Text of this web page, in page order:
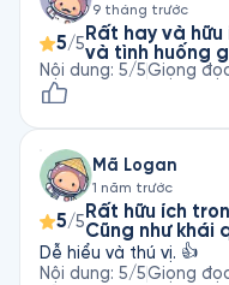
9 tháng trước
5/5 Rất hay và
và tình huống
Nội dung: 5/5Giọng
Mã Logan
1 năm trước
5/5 Rất hữu ích
Cũng như khái
Dễ hiểu và thú vị. 👍
Nội dung: 5/5Giọng